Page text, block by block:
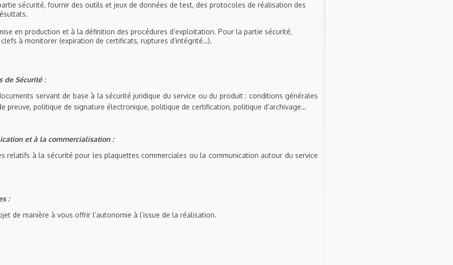
sécurité, fournir des outils et jeux de données de test, des protocoles de réalisation des
en production et à la définition des procédures d’exploitation. Pour la partie sécurité,
à monitorer (expiration de certificats, ruptures d’intégrité…).
de Sécurité :
servant de base à la sécurité juridique du service ou du produit : conditions générales
preuve, politique de signature électronique, politique de certification, politique d’archivage…
et à la commercialisation :
relatifs à la sécurité pour les plaquettes commerciales ou la communication autour du service
:
de manière à vous offrir l’autonomie à l’issue de la réalisation.